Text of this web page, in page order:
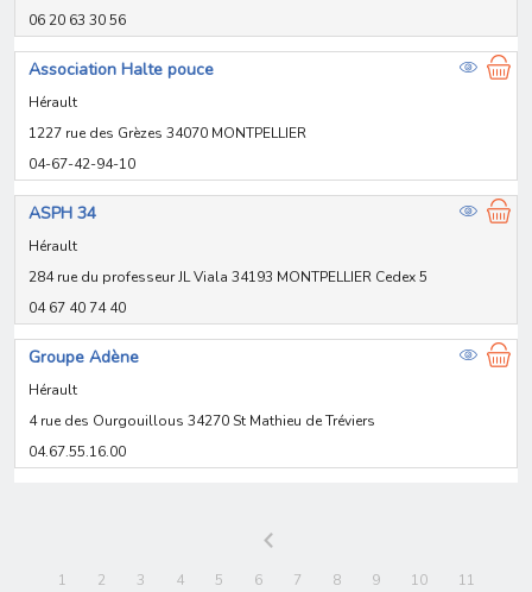
06 20 63 30 56
Association Halte pouce
Hérault
1227 rue des Grèzes 34070 MONTPELLIER
04-67-42-94-10
ASPH 34
Hérault
284 rue du professeur JL Viala 34193 MONTPELLIER Cedex 5
04 67 40 74 40
Groupe Adène
Hérault
4 rue des Ourgouillous 34270 St Mathieu de Tréviers
04.67.55.16.00
1 2 3 4 5 6 7 8 9 10 11